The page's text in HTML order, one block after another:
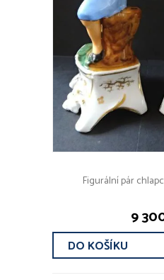
Figurální pár
9
DO KOŠÍKU